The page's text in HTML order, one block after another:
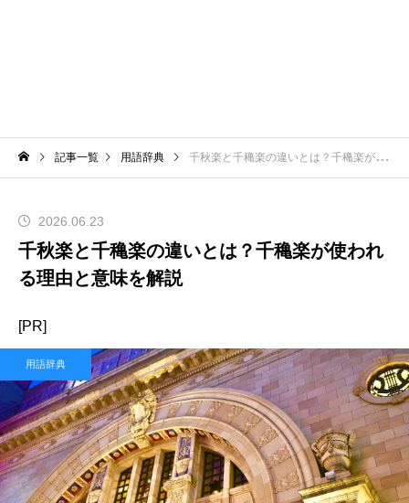
記事一覧 用語辞典 千秋楽と千穐楽の違いとは？千穐楽が使われる理由と意味を解説
2026.06.23
千秋楽と千穐楽の違いとは？千穐楽が使われ
る理由と意味を解説
[PR]
用語辞典